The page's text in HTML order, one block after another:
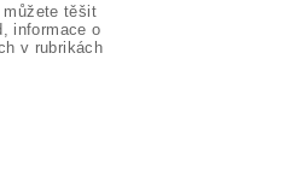
můžete těšit
informace o
v rubrikách